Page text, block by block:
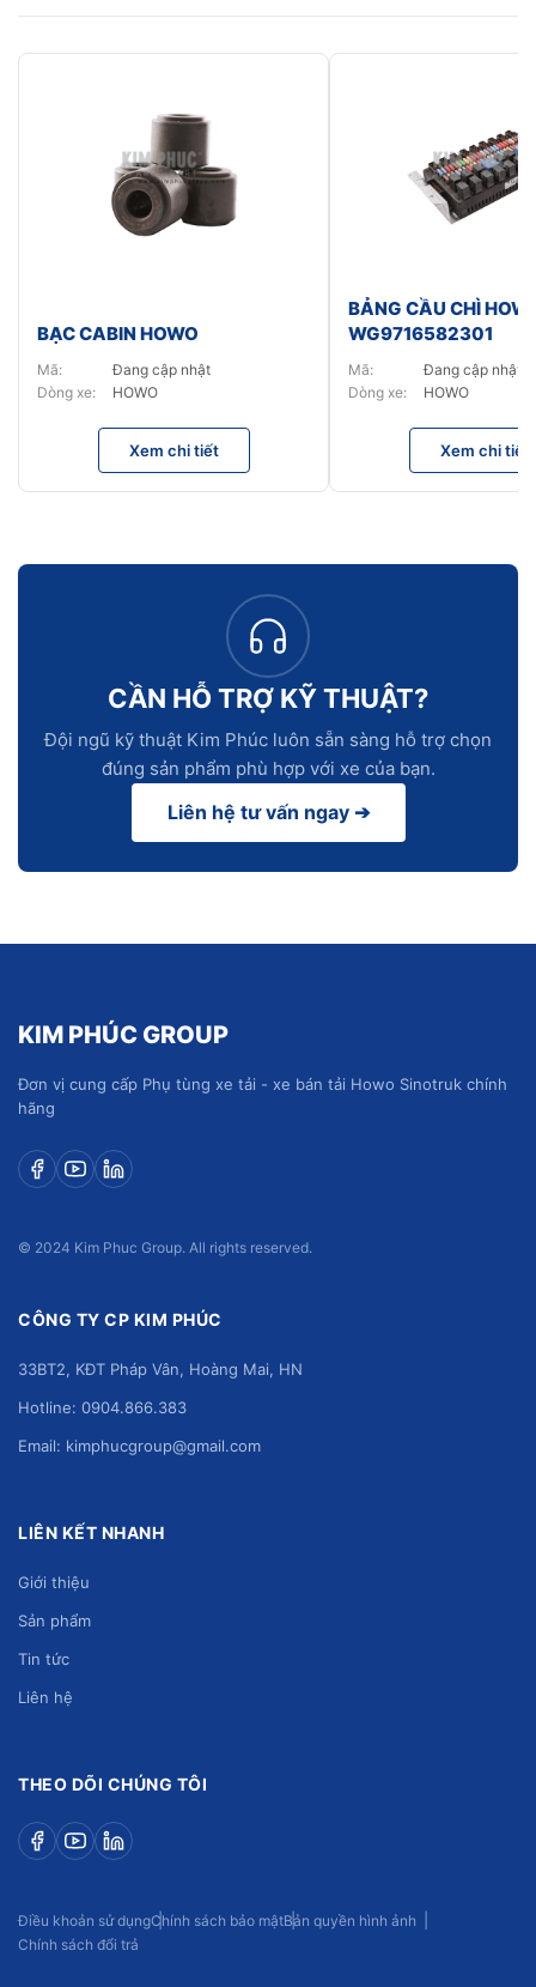
BẠC CABIN HOWO
Mã:
Đang cập nhật
Dòng xe:
HOWO
Xem chi tiết
BẢNG CẦU CHÌ
WG9716582301
Mã:
Đang cập nhật
Dòng xe:
HOWO
Xem chi tiết
CẦN HỖ TRỢ KỸ THUẬT?
Đội ngũ kỹ thuật Kim Phúc luôn sẵn sàng hỗ trợ chọn
đúng sản phẩm phù hợp với xe của bạn.
Liên hệ tư vấn ngay ➔
KIM PHÚC GROUP
Đơn vị cung cấp Phụ tùng xe tải - xe bán tải Howo Sinotruk chính
hãng
© 2024 Kim Phuc Group. All rights reserved.
CÔNG TY CP KIM PHÚC
33BT2, KĐT Pháp Vân, Hoàng Mai, HN
Hotline: 0904.866.383
Email: kimphucgroup@gmail.com
LIÊN KẾT NHANH
Giới thiệu
Sản phẩm
Tin tức
Liên hệ
THEO DÕI CHÚNG TÔI
Điều khoản sử dụngChính sách bảo mậtBản quyền hình ảnh
Chính sách đổi trả